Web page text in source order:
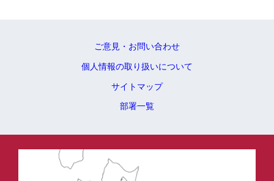
ご意見・お問い合わせ
個人情報の取り扱いについて
サイトマップ
部署一覧